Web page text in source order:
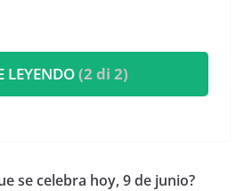
LEYENDO(2 di 2)
se celebra hoy, 9 de junio?